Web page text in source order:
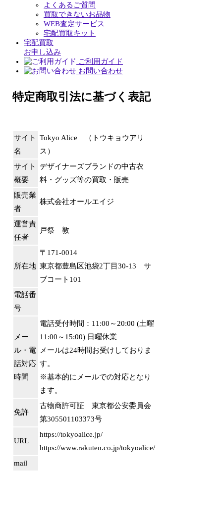
よくあるご質問
買取できないお品物
WEB査定サービス
宅配買取キット
宅配買取
お申し込み
ご利用ガイド
お問い合わせ
特定商取引法に基づく表記
サイト
名
Tokyo Alice （トウキョウアリ
ス）
サイト
概要
デザイナーズブランドの中古衣
料・グッズ等の買取・販売
販売業
者
株式会社オールエイジ
運営責
任者
戸祭 敦
所在地
〒171-0014
東京都豊島区池袋2丁目30-13 サ
ブコート101
電話番
号
メー
ル・電
話対応
時間
電話受付時間：11:00～20:00 (土曜
11:00～15:00) 日曜休業
メールは24時間お受けしておりま
す。
※基本的にメールでの対応となり
ます。
免許
古物商許可証 東京都公安委員会
第305501103373号
URL
https://tokyoalice.jp/
https://www.rakuten.co.jp/tokyoalice/
mail